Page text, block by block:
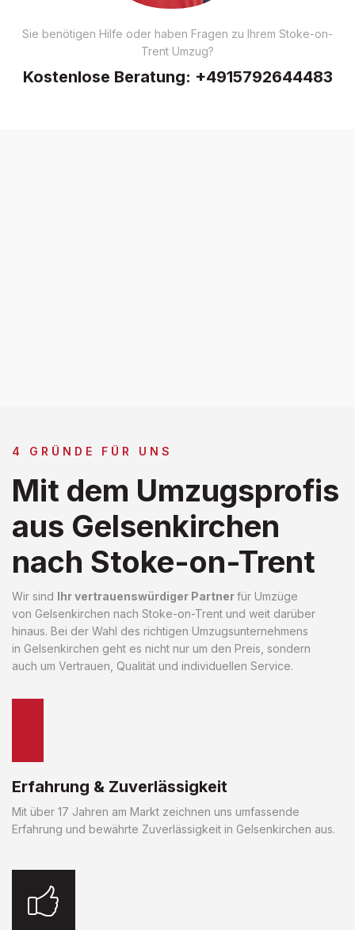
Sie benötigen Hilfe oder haben Fragen zu Ihrem Stoke-on-
Trent Umzug?
Kostenlose Beratung: +4915792644483
4 GRÜNDE FÜR UNS
Mit dem Umzugsprofis
aus Gelsenkirchen
nach Stoke-on-Trent
Wir sind Ihr vertrauenswürdiger Partnerfür Umzüge
von Gelsenkirchen nach Stoke-on-Trent und weit darüber
hinaus. Bei der Wahl des richtigen Umzugsunternehmens
in Gelsenkirchen geht es nicht nur um den Preis, sondern
auch um Vertrauen, Qualität und individuellen Service.
Erfahrung & Zuverlässigkeit
Mit über 17 Jahren am Markt zeichnen uns umfassende
Erfahrung und bewährte Zuverlässigkeit in Gelsenkirchen aus.